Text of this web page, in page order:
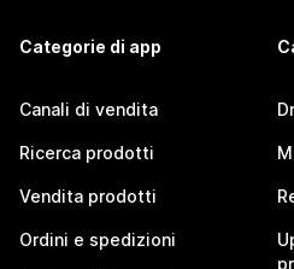
Categorie di app
Canali di vendita
Ricerca prodotti
Vendita prodotti
Ordini e spedizioni